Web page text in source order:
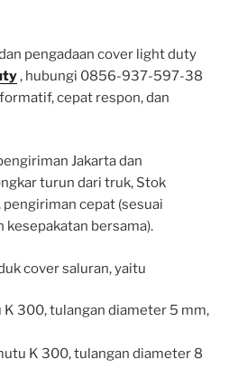
pengadaan cover light duty
, hubungi 0856-937-597-38
cepat respon, dan
Jakarta dan
turun dari truk, Stok
cepat (sesuai
kesepakatan bersama).
cover saluran, yaitu
300, tulangan diameter 5 mm,
K 300, tulangan diameter 8